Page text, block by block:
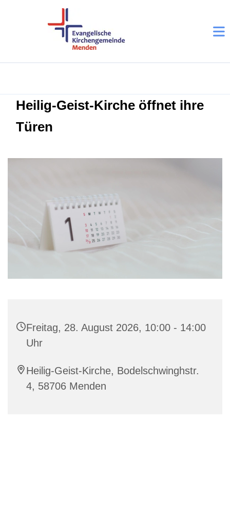
Heilig-Geist-Kirche öffnet ihre
Türen
Freitag, 28. August 2026, 10:00 - 14:00
Uhr
Heilig-Geist-Kirche, Bodelschwinghstr.
4, 58706 Menden